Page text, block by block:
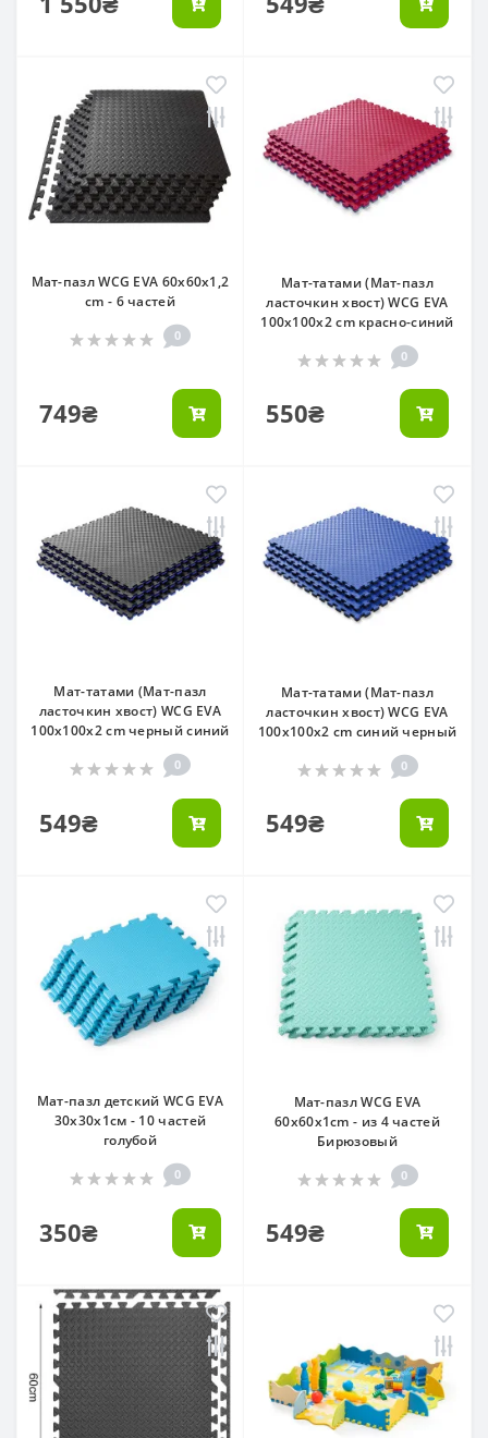
Мат-пазл WCG EVA 60х60х1,2
cm - 6 частей
0
749₴
Мат-татами (Мат-пазл
ласточкин хвост) WCG EVA
100х100х2 cm красно-синий
0
550₴
Мат-татами (Мат-пазл
ласточкин хвост) WCG EVA
100х100х2 cm черный синий
0
549₴
Мат-татами (Мат-пазл
ласточкин хвост) WCG EVA
100х100х2 cm синий черный
0
549₴
Мат-пазл детский WCG EVA
30х30х1см - 10 частей
голубой
0
350₴
Мат-пазл WCG EVA
60х60х1cm - из 4 частей
Бирюзовый
0
549₴